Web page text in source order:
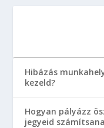
Hibázás
kezeld?
Hogyan pályázz
jegyeid